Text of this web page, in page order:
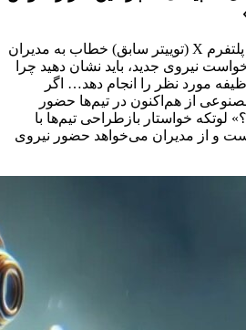
توبی لوتکه نیز در پیامی در پلتفرم X (توییتر سابق) خطاب به مدیران
نیروی جدید، باید نشان دهید چرا
مورد نظر را انجام دهد… اگر
از هم‌اکنون در تیم‌ها حضور
لوتکه خواستار بازطراحی تیم‌ها با
و از مدیران می‌خواهد حضور نیروی